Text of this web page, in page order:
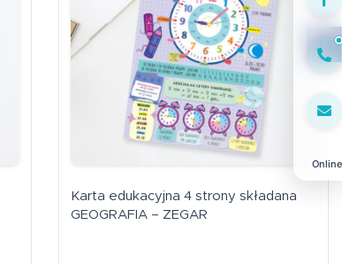
Karta edukacyjna 4 strony składana
GEOGRAFIA – ZEGAR